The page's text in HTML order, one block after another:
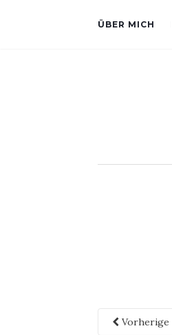
ÜBER MICH
Vorherige